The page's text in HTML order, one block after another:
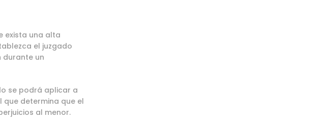
exista una alta
el juzgado
durante un
se podrá aplicar a
que determina que el
al menor.